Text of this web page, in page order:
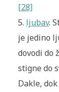
[28]
5. ljubav.
je jedino
dovodi do
stigne do
Dakle,